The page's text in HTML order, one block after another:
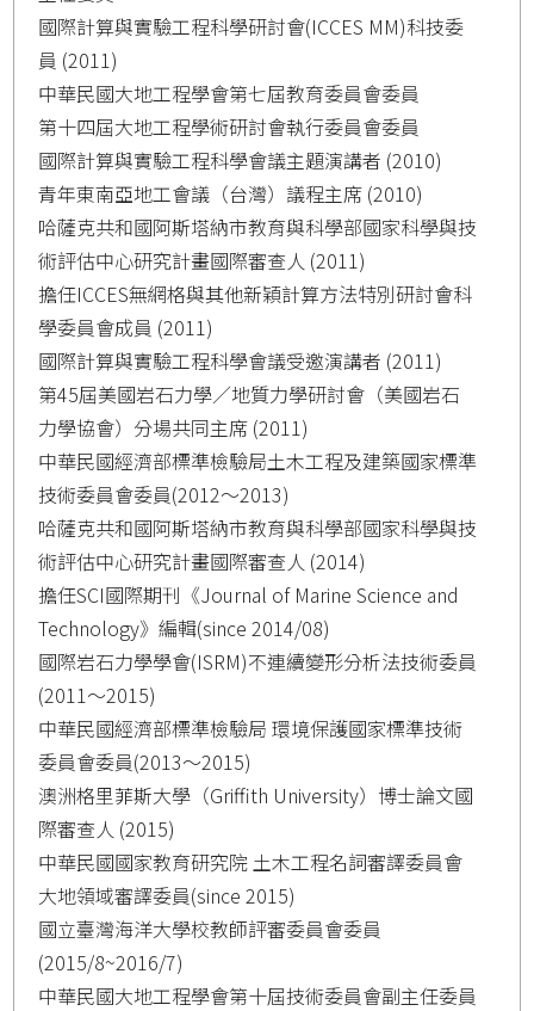
國際計算與實驗工程科學研討會(ICCES MM)科技委
員 (2011)
中華民國大地工程學會第七屆教育委員會委員
第十四屆大地工程學術研討會執行委員會委員
國際計算與實驗工程科學會議主題演講者 (2010)
青年東南亞地工會議（台灣）議程主席 (2010)
哈薩克共和國阿斯塔納市教育與科學部國家科學與技
術評估中心研究計畫國際審查人 (2011)
擔任ICCES無網格與其他新穎計算方法特別研討會科
學委員會成員 (2011)
國際計算與實驗工程科學會議受邀演講者 (2011)
第45屆美國岩石力學／地質力學研討會（美國岩石
力學協會）分場共同主席 (2011)
中華民國經濟部標準檢驗局土木工程及建築國家標準
技術委員會委員(2012～2013)
哈薩克共和國阿斯塔納市教育與科學部國家科學與技
術評估中心研究計畫國際審查人 (2014)
擔任SCI國際期刊《Journal of Marine Science and
Technology》編輯(since 2014/08)
國際岩石力學學會(ISRM)不連續變形分析法技術委員
(2011～2015)
中華民國經濟部標準檢驗局 環境保護國家標準技術
委員會委員(2013～2015)
澳洲格里菲斯大學（Griffith University）博士論文國
際審查人 (2015)
中華民國國家教育研究院 土木工程名詞審譯委員會
大地領域審譯委員(since 2015)
國立臺灣海洋大學校教師評審委員會委員
(2015/8~2016/7)
中華民國大地工程學會第十屆技術委員會副主任委員